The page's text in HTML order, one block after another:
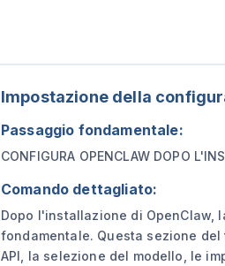
Impostazione della
Passaggio fondamentale:
CONFIGURA OPENCLAW DOPO
Comando dettagliato:
Dopo l'installazione di OpenClaw,
fondamentale. Questa sezione
API, la selezione del modello, le